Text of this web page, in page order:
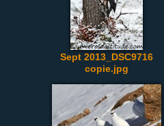
Sept 2013_DSC9716
copie.jpg